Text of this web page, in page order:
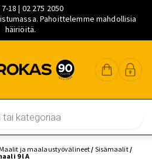
18 | 02 275 2050
Pahoittelemme mahdollisia
häiriöitä.
ja maalaustyövälineet / Sisämaalit/
9 l A